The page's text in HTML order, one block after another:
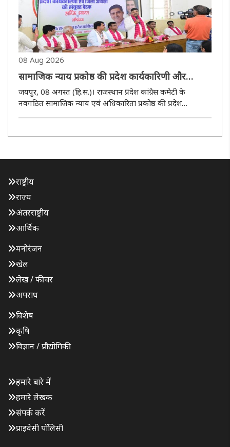
08 Aug 2026
सामाजिक न्याय प्रकोष्ठ की प्रदेश कार्यकारिणी और
जिलाध्यक्षों की बैठक का आयोजन
जयपुर, 08 अगस्त (हि.स.)। राजस्थान प्रदेश कांग्रेस कमेटी के
नवगठित सामाजिक न्याय एवं अधिकारिता प्रकोष्ठ की प्रदेश
कार्यकारिणी और जिलाध्यक्षों की संयुक्त बैठक शुक्रवार को प्रदेश
के ..
राष्ट्रीय
राज्य
अंतरराष्ट्रीय
आर्थिक
मनोरंजन
खेल
लेख / फीचर
अपराध
विशेष
कृषि
विज्ञान / प्रौद्योगिकी
हमारे बारे में
हमारे लेखक
संपर्क करें
प्राइवेसी पॉलिसी